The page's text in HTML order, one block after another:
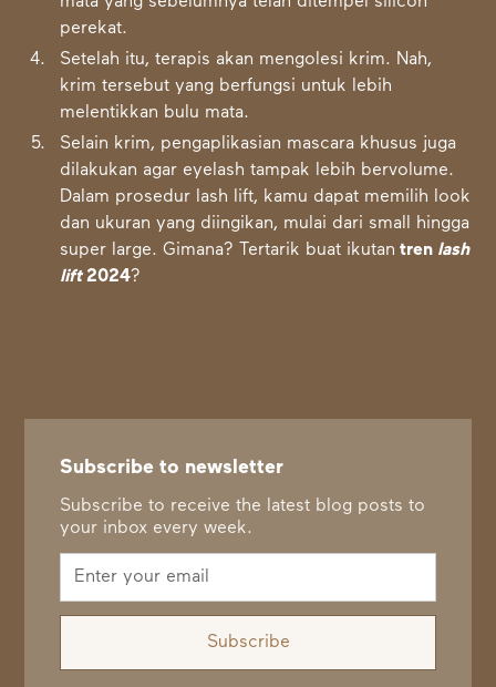
perekat.
Setelah itu, terapis akan mengolesi krim. Nah,
krim tersebut yang berfungsi untuk lebih
melentikkan bulu mata.
Selain krim, pengaplikasian mascara khusus juga
dilakukan agar eyelash tampak lebih bervolume.
Dalam prosedur lash lift, kamu dapat memilih look
dan ukuran yang diingikan, mulai dari small hingga
super large. Gimana? Tertarik buat ikutan tren lash
lift2024?
Subscribe to newsletter
Subscribe to receive the latest blog posts to
your inbox every week.